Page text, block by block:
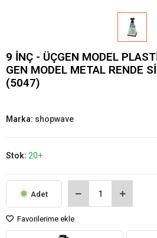
9 İNÇ - ÜÇGEN MODEL
GEN MODEL METAL RENDE
(5047)
Marka: shopwave
Stok: 20+
Adet
Favorilerime ekle